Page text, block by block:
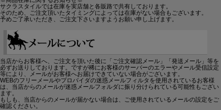
サクラスタイルでは在庫を実店舗と各販路で共有しております。
そのため、ご注文頂いたタイミングによっては在庫がない場合もございます。
予めご了承いただき、ご注文下さいますようお願い申し上げます。
当店からお客様へ、ご注文を頂いた後に「ご注文確認メール」「発送メール」等を
必ずお送りしております。ですが稀にお客様のサーバーのエラーやメール受信設定
等により、メールがお客様へお届けできていない場合がございます。
WEBのフリーメールやプロバイダの迷惑メールフィルタを使用されているお客様
は、当店からのメールが迷惑メールフォルダに振り分けられている可能性もござい
ます。
もしも、当店からのメールが届かない場合は、ご使用されているメールの設定をご
確認ください。